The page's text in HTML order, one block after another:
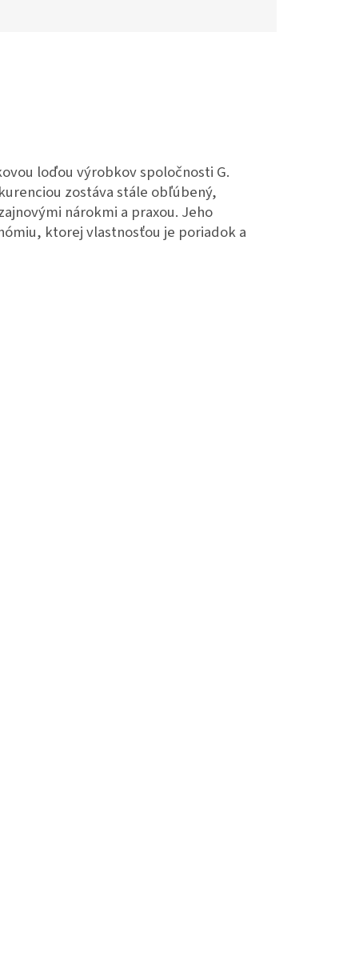
loďou výrobkov spoločnosti G.
zostáva stále obľúbený,
nárokmi a praxou. Jeho
ktorej vlastnosťou je poriadok a